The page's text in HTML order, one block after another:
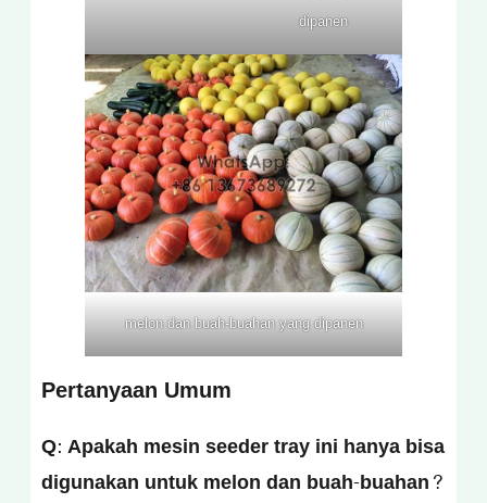
dipanen
melon dan buah-buahan yang dipanen
Pertanyaan Umum
Q: Apakah mesin seeder tray ini hanya bisa
digunakan untuk melon dan buah-buahan?